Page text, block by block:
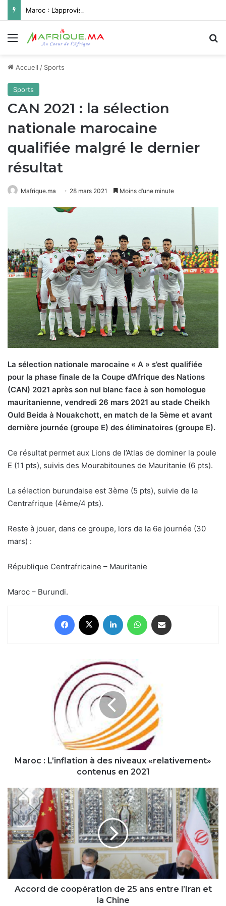
Menu
Accueil / Sports
Sports
CAN 2021 : la sélection
nationale marocaine
qualifiée malgré le dernier
résultat
Mafrique.ma 28 mars 2021 Moins d’une minute
La sélection nationale marocaine « A » s’est qualifiée
pour la phase finale de la Coupe d’Afrique des Nations
(CAN) 2021 après son nul blanc face à son homologue
mauritanienne, vendredi 26 mars 2021 au stade Cheikh
Ould Beida à Nouakchott, en match de la 5ème et avant
dernière journée (groupe E) des éliminatoires (groupe E).
Ce résultat permet aux Lions de l’Atlas de dominer la poule
E (11 pts), suivis des Mourabitounes de Mauritanie (6 pts).
La sélection burundaise est 3ème (5 pts), suivie de la
Centrafrique (4ème/4 pts).
Reste à jouer, dans ce groupe, lors de la 6e journée (30
mars) :
République Centrafricaine – Mauritanie
Maroc – Burundi.
Facebook Linkedin WhatsApp
2021Maroc : L’inflation à des niveaux «relativement»
contenus en 2021
Accord
de
coopération
de
25
ans
entre
l’Iran
et
Accord de coopération de 25 ans entre l’Iran et
la Chine